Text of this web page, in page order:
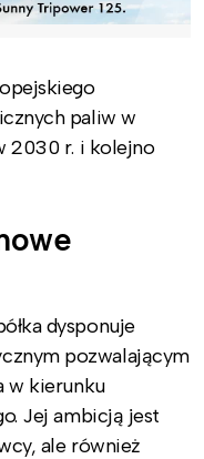
paliw w
2030 r. i kolejno
dysponuje
pozwalającym
w kierunku
Jej ambicją jest
ale również